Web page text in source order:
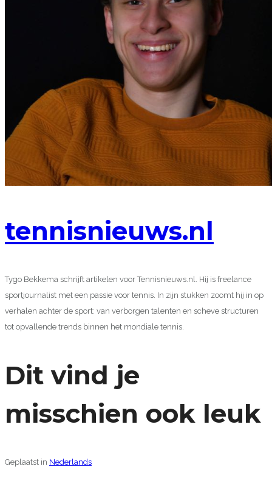
tennisnieuws.nl
Tygo Bekkema schrijft artikelen voor Tennisnieuws.nl. Hij is freelance
sportjournalist met een passie voor tennis. In zijn stukken zoomt hij in op
verhalen achter de sport: van verborgen talenten en scheve structuren
tot opvallende trends binnen het mondiale tennis.
Dit vind je
misschien ook leuk
Geplaatst in Nederlands